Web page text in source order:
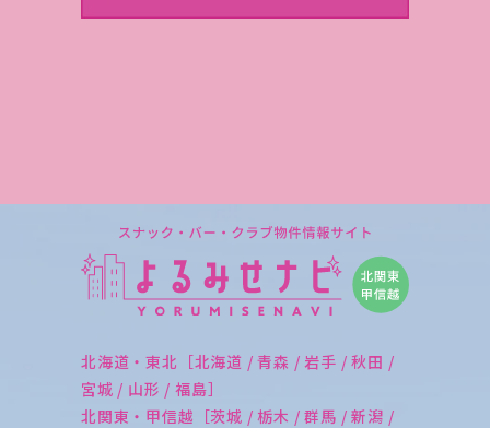
北海道・東北［北海道 / 青森 / 岩手 / 秋田 /
宮城 / 山形 / 福島］
北関東・甲信越［茨城 / 栃木 / 群馬 / 新潟 /